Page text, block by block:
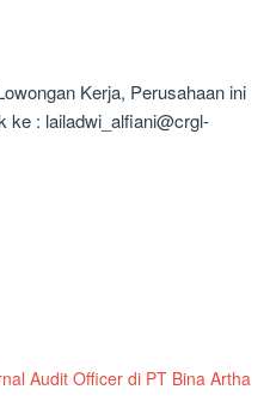
Kerja, Perusahaan ini
ke : lailadwi_alfiani@crgl-
Audit Officer di PT Bina Artha